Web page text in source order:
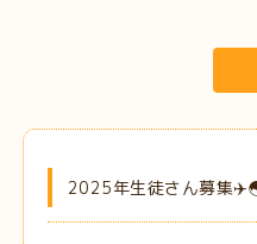
2025年生徒さん募集